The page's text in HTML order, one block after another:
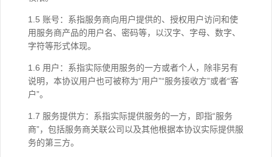
1.5 账号：系指服务商向用户提供的、授权用户访问和使
用服务商产品的用户名、密码等，以汉字、字母、数字、
字符等形式体现。
1.6 用户：系指实际使用服务的一方或者个人，除非另有
说明，本协议用户也可被称为“用户”“服务接收方”或者“客
户”。
1.7 服务提供方：系指实际提供服务的一方，即指“服务
商”，包括服务商关联公司以及其他根据本协议实际提供服
务的第三方。